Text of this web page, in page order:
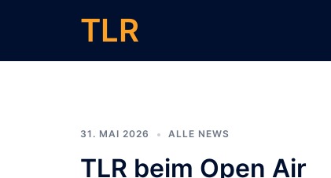
TLR
31. MAI 2026 ALLE NEWS
TLR beim Open Air